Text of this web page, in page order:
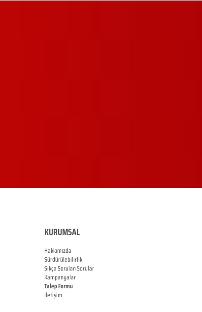
KURUMSAL
Hakkımızda
Sürdürülebilirlik
Sıkça Sorulan Sorular
Kampanyalar
Talep Formu
İletişim